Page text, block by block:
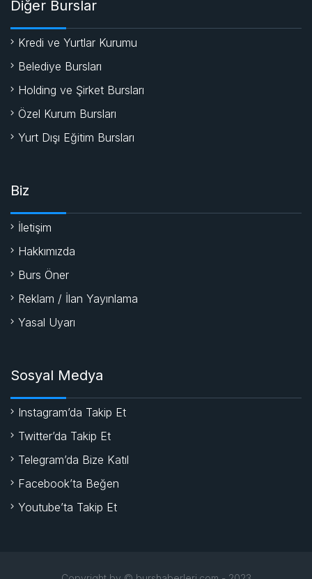
Diğer Burslar
Kredi ve Yurtlar Kurumu
Belediye Bursları
Holding ve Şirket Bursları
Özel Kurum Bursları
Yurt Dışı Eğitim Bursları
Biz
İletişim
Hakkımızda
Burs Öner
Reklam / İlan Yayınlama
Yasal Uyarı
Sosyal Medya
Instagram’da Takip Et
Twitter’da Takip Et
Telegram’da Bize Katıl
Facebook’ta Beğen
Youtube’ta Takip Et